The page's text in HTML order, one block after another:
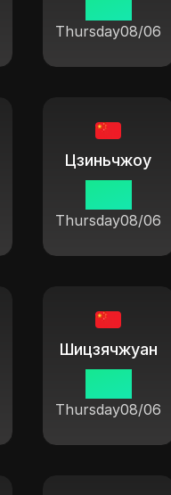
Thursday08/06
Цзиньчжоу
Thursday08/06
Шицзячжуан
Thursday08/06